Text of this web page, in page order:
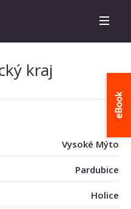
kraj
Vysoké Mýto
Pardubice
Holice